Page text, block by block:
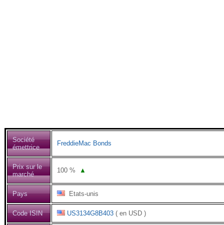
Société
émettrice
FreddieMac Bonds
Prix sur le
marché
100 % ▲
Pays Etats-unis
Code ISIN US3134G8B403 ( en USD )